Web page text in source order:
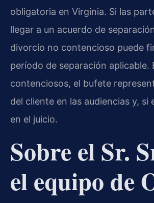
obligatoria en Virginia. Si las
llegar a un acuerdo de
divorcio no contencioso puede
período de separación aplicable.
contenciosos, el bufete
del cliente en las audiencias y, si
en el juicio.
Sobre el Sr.
el equipo de